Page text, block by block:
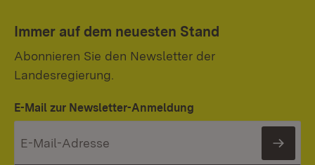
Immer auf dem neuesten Stand
Abonnieren Sie den Newsletter der
Landesregierung.
E-Mail zur Newsletter-Anmeldung